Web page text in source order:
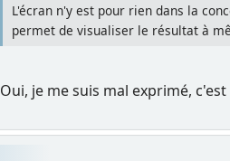
L'écran n'y est pour rien dans la
permet de visualiser le résultat à
Oui, je me suis mal exprimé,